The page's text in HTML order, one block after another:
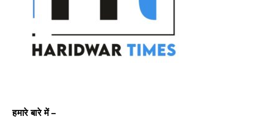
हमारे बारे में –